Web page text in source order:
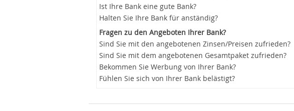
Ist Ihre Bank eine gute Bank?
Halten Sie Ihre Bank für anständig?
Fragen zu den Angeboten Ihrer Bank?
Sind Sie mit den angebotenen Zinsen/Preisen zufrieden?
Sind Sie mit dem angebotenen Gesamtpaket zufrieden?
Bekommen Sie Werbung von Ihrer Bank?
Fühlen Sie sich von Ihrer Bank belästigt?